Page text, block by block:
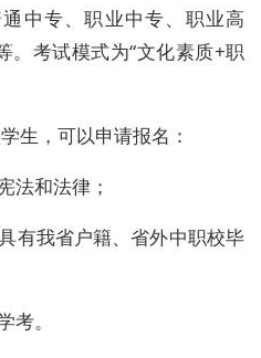
中专、职业中专、职业高
。考试模式为“文化素质+职
生，可以申请报名：
法和法律；
有我省户籍、省外中职校毕
。